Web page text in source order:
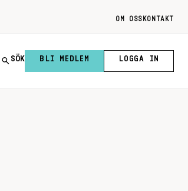
OM OSS KONTAKT
SÖK BLI MEDLEM LOGGA IN